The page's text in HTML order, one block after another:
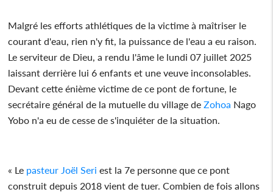
Malgré les efforts athlétiques de la victime à maîtriser le
courant d'eau, rien n'y fit, la puissance de l'eau a eu raison.
Le serviteur de Dieu, a rendu l'âme le lundi 07 juillet 2025
laissant derrière lui 6 enfants et une veuve inconsolables.
Devant cette énième victime de ce pont de fortune, le
secrétaire général de la mutuelle du village deZohoa Nago
Yobo n'a eu de cesse de s'inquiéter de la situation.
« Le pasteur Joël Seri est la 7e personne que ce pont
construit depuis 2018 vient de tuer. Combien de fois allons